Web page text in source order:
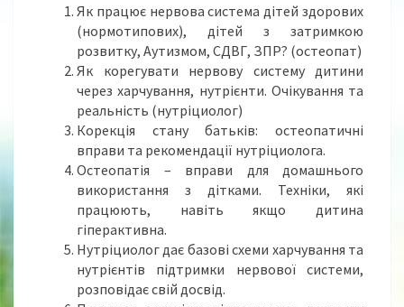
С
Д
Л
Я
Б
Т
Ь
К
Як працює нервова система дітей здорових
(нормотипових), дітей з затримкою
розвитку, Аутизмом, СДВГ, ЗПР? (остеопат)
Як корегувати нервову систему дитини
через харчування, нутрієнти. Очікування та
реальність (нутріциолог)
Корекція стану батьків: остеопатичні
вправи та рекомендації нутріциолога.
Остеопатія – вправи для домашнього
використання з дітками. Техніки, які
працюють, навіть якщо дитина
гіперактивна.
Нутріциолог дає базові схеми харчування та
нутрієнтів підтримки нервової системи,
розповідає свій досвід.